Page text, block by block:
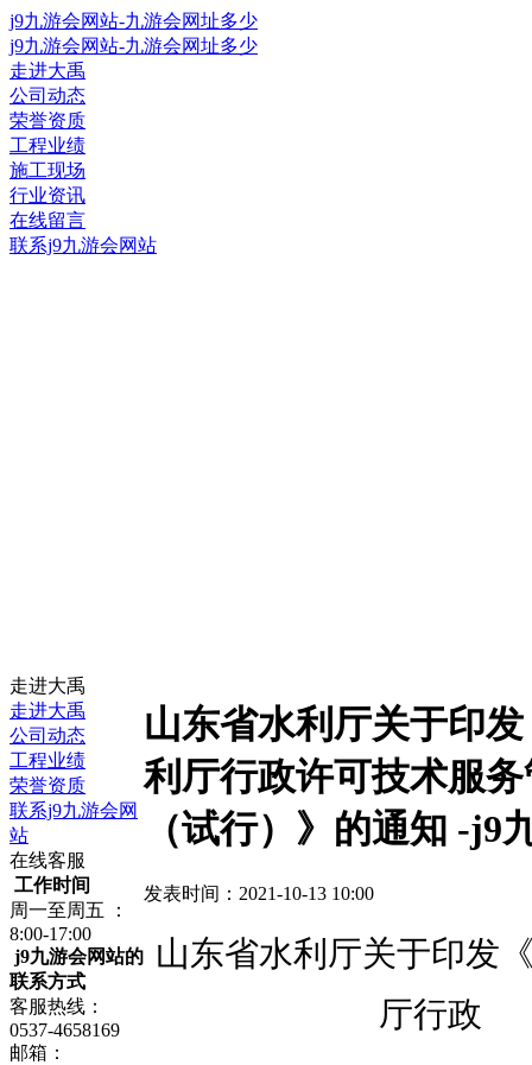
j9九游会网站-九游会网址多少
j9九游会网站-九游会网址多少
走进大禹
公司动态
荣誉资质
工程业绩
施工现场
行业资讯
在线留言
联系j9九游会网站
走进大禹
走进大禹
公司动态
工程业绩
荣誉资质
联系j9九游会网
站
在线客服
工作时间
周一至周五 ：
8:00-17:00
j9九游会网站的
联系方式
客服热线：
0537-4658169
邮箱：
山东省水利厅关于印
利厅行政许可技术服
（试行）》的通知 -j9
发表时间：2021-10-13 10:00
山东省水利厅关于印发
厅行政